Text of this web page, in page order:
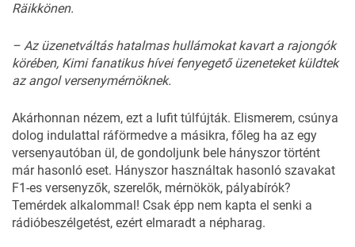
Räikkönen.
– Az üzenetváltás hatalmas hullámokat kavart a rajongók
körében, Kimi fanatikus hívei fenyegető üzeneteket küldtek
az angol versenymérnöknek.
Akárhonnan nézem, ezt a lufit túlfújták. Elismerem, csúnya
dolog indulattal ráförmedve a másikra, főleg ha az egy
versenyautóban ül, de gondoljunk bele hányszor történt
már hasonló eset. Hányszor használtak hasonló szavakat
F1-es versenyzők, szerelők, mérnökök, pályabírók?
Temérdek alkalommal! Csak épp nem kapta el senki a
rádióbeszélgetést, ezért elmaradt a népharag.